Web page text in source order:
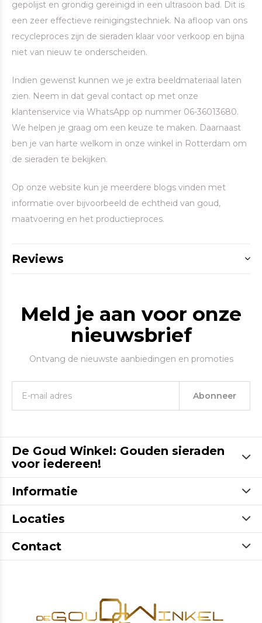
gepolijst en grondig gereinigd in een ultrasoon bad. Dit is
een zeer effectieve reinigingstechniek. Na afloop van ons
recycleproces zijn de sieraden klaar voor verkoop en bijna
niet van nieuw te onderscheiden.
Indien gewenst kunnen we je extra beeldmateriaal laten
zien. Neem in dat geval contact op met onze
klantenservice via WhatsApp op nummer 06-36013680.
We helpen je graag om een keuze te maken. Daarnaast
ben je van harte welkom in onze winkel in Rotterdam om
de sieraden te bekijken.
Op onze website kun je meerdere blogs vinden met
informatie over bijvoorbeeld de echtheid van goud,
maatvoering en het productieproces.
Reviews
Meld je aan voor onze
nieuwsbrief
Ontvang de nieuwste aanbiedingen en promoties
Abonneer
De Goud Winkel: Gouden sieraden
voor iedereen!
Informatie
Locaties
Contact